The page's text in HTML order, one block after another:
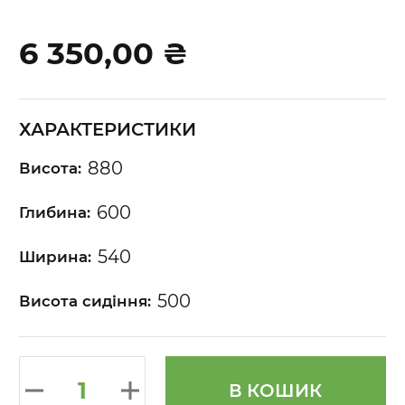
6 350,00 ₴
ХАРАКТЕРИСТИКИ
Висота: 880
Глибина: 600
Ширина: 540
Висота сидіння: 500
В КОШИК
the
gallery